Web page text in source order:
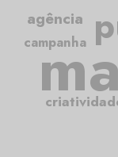
campanha
agência